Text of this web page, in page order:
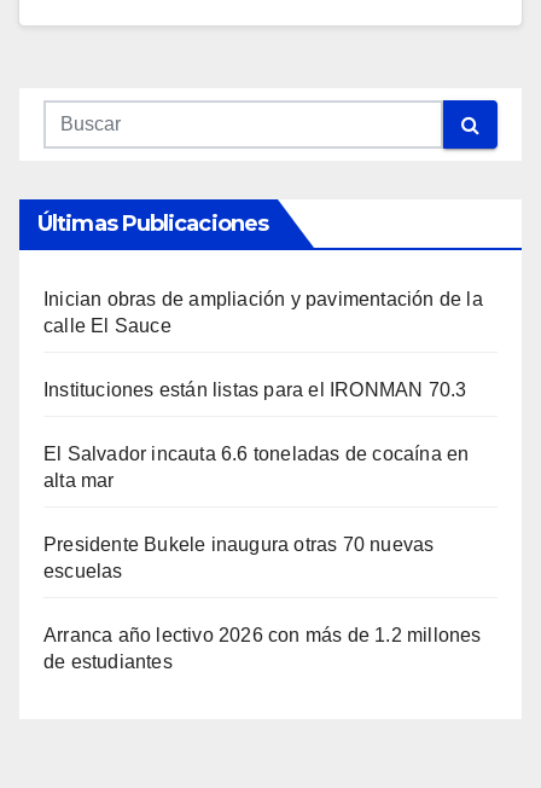
Últimas Publicaciones
Inician obras de ampliación y pavimentación de la
calle El Sauce
Instituciones están listas para el IRONMAN 70.3
El Salvador incauta 6.6 toneladas de cocaína en
alta mar
Presidente Bukele inaugura otras 70 nuevas
escuelas
Arranca año lectivo 2026 con más de 1.2 millones
de estudiantes